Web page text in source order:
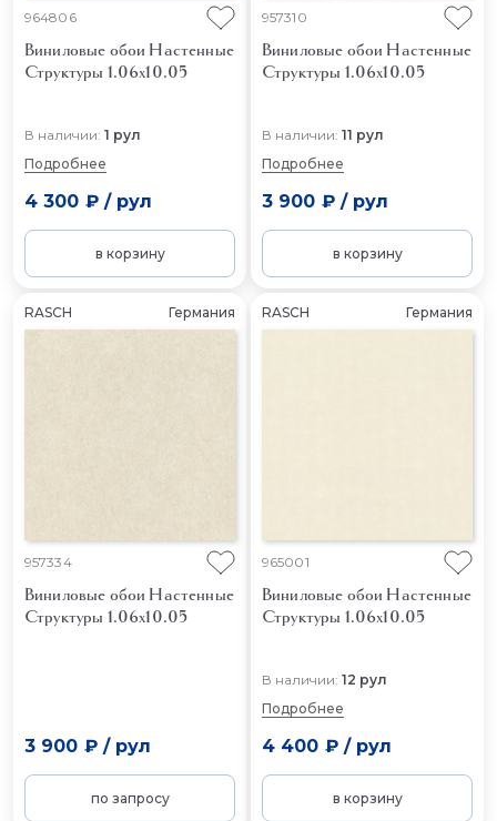
964806
Виниловые обои Настенные
Структуры 1.06x10.05
В наличии: 1 рул
Подробнее
4 300 ₽/ рул
в корзину
957310
Виниловые обои Настенные
Структуры 1.06x10.05
В наличии: 11 рул
Подробнее
3 900 ₽/ рул
в корзину
RASCH Германия
957334
Виниловые обои Настенные
Структуры 1.06x10.05
3 900 ₽/ рул
по запросу
RASCH Германия
965001
Виниловые обои Настенные
Структуры 1.06x10.05
В наличии: 12 рул
Подробнее
4 400 ₽/ рул
в корзину